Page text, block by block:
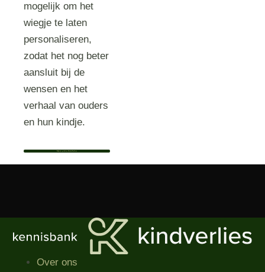
mogelijk om het
wiegje te laten
personaliseren,
zodat het nog beter
aansluit bij de
wensen en het
verhaal van ouders
en hun kindje.
Bekijk het profiel van Nathalie Roelofsen
Over ons